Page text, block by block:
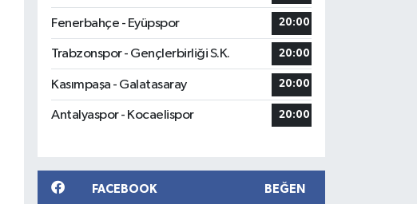
Fenerbahçe - Eyüpspor 20:00
Trabzonspor - Gençlerbirliği S.K. 20:00
Kasımpaşa - Galatasaray 20:00
Antalyaspor - Kocaelispor 20:00
FACEBOOK BEĞEN